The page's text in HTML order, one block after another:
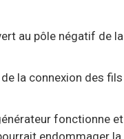
au pôle négatif de la
la connexion des fils
fonctionne et